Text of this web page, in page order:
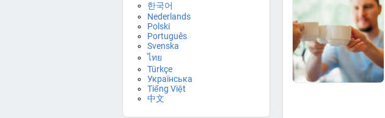
한국어
Nederlands
Polski
Português
Svenska
ไทย
Türkçe
Українська
Tiếng Việt
中文